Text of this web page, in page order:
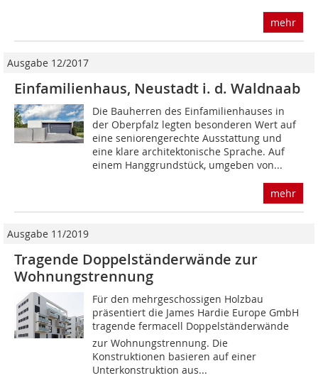
mehr
Ausgabe 12/2017
Einfamilienhaus, Neustadt i. d. Waldnaab
Die Bauherren des Einfamilienhauses in
der Oberpfalz legten besonderen Wert auf
eine seniorengerechte Ausstattung und
eine klare architektonische Sprache. Auf
einem Hanggrundstück, umgeben von...
mehr
Ausgabe 11/2019
Tragende Doppelständerwände zur
Wohnungstrennung
Für den mehrgeschossigen Holzbau
präsentiert die James Hardie Europe GmbH
tragende fermacell Doppelständerwände
zur Wohnungstrennung. Die
Konstruktionen basieren auf einer
Unterkonstruktion aus...